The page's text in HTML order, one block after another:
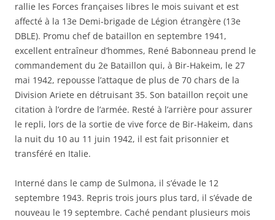
rallie les Forces françaises libres le mois suivant et est
affecté à la 13e Demi-brigade de Légion étrangère (13e
DBLE). Promu chef de bataillon en septembre 1941,
excellent entraîneur d’hommes, René Babonneau prend le
commandement du 2e Bataillon qui, à Bir-Hakeim, le 27
mai 1942, repousse l’attaque de plus de 70 chars de la
Division Ariete en détruisant 35. Son bataillon reçoit une
citation à l’ordre de l’armée. Resté à l’arrière pour assurer
le repli, lors de la sortie de vive force de Bir-Hakeim, dans
la nuit du 10 au 11 juin 1942, il est fait prisonnier et
transféré en Italie.
Interné dans le camp de Sulmona, il s’évade le 12
septembre 1943. Repris trois jours plus tard, il s’évade de
nouveau le 19 septembre. Caché pendant plusieurs mois